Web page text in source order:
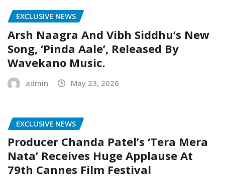
EXCLUSIVE NEWS
Arsh Naagra And Vibh Siddhu’s New
Song, ‘Pinda Aale’, Released By
Wavekano Music.
admin May 23, 2026
EXCLUSIVE NEWS
Producer Chanda Patel’s ‘Tera Mera
Nata’ Receives Huge Applause At
79th Cannes Film Festival